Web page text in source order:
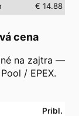
€ 14.88
cena
na zajtra —
/ EPEX.
Pribl.